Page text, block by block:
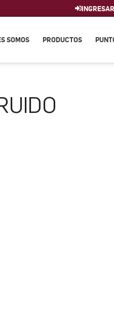
SOMOS PRODUCTOS